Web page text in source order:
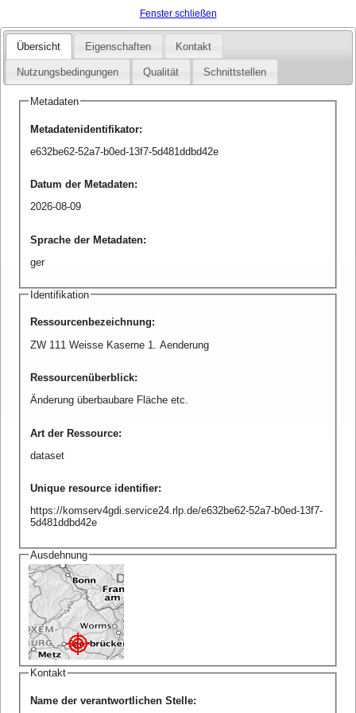
Fenster schließen
Übersicht Eigenschaften Kontakt
Nutzungsbedingungen Qualität Schnittstellen
Metadaten
Metadatenidentifikator:
e632be62-52a7-b0ed-13f7-5d481ddbd42e
Datum der Metadaten:
2026-08-09
Sprache der Metadaten:
ger
Identifikation
Ressourcenbezeichnung:
ZW 111 Weisse Kaserne 1. Aenderung
Ressourcenüberblick:
Änderung überbaubare Fläche etc.
Art der Ressource:
dataset
Unique resource identifier:
https://komserv4gdi.service24.rlp.de/e632be62-52a7-b0ed-13f7-
5d481ddbd42e
Ausdehnung
Kontakt
Name der verantwortlichen Stelle: